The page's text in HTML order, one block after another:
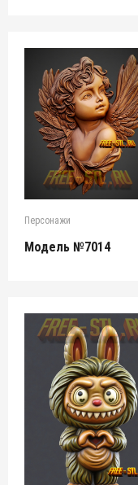
Персонажи
Модель №7014